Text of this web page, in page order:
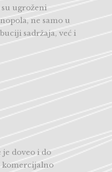
ugroženi
ne samo u
sadržaja, već i
doveo i do
komercijalno